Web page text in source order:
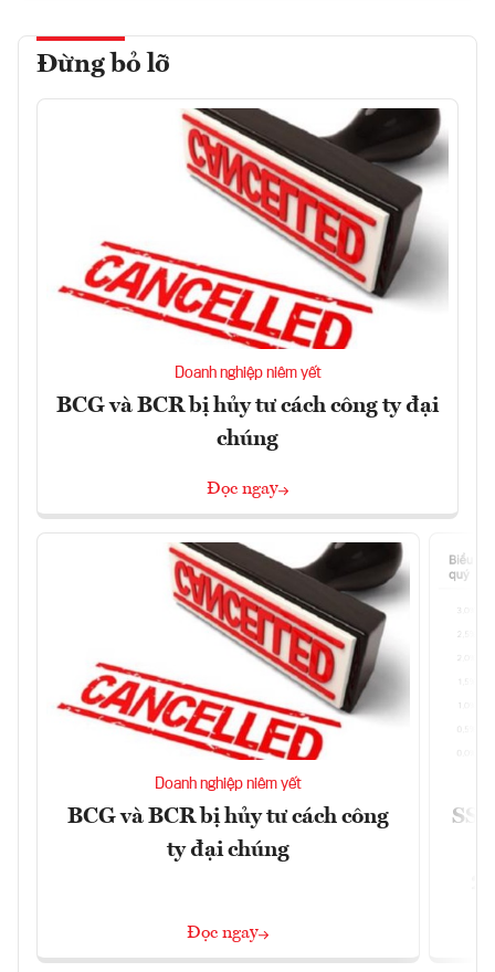
Đừng bỏ lỡ
Doanh nghiệp niêm yết
BCG và BCR bị hủy tư cách công ty đại
chúng
Đọc ngay
Doanh nghiệp niêm yết
BCG và BCR bị hủy tư cách công
ty đại chúng
Đọc ngay
SSI